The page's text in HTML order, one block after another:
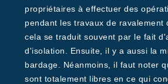
propriétaires à effectuer des
pendant les travaux de ravalement
cela se traduit souvent par le fait
d'isolation. Ensuite, il y a aussi la
bardage. Néanmoins, il faut noter
sont totalement libres en ce qui